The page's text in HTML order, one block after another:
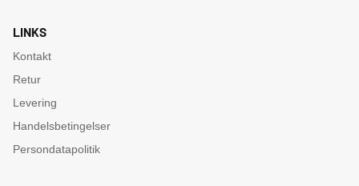
LINKS
Kontakt
Retur
Levering
Handelsbetingelser
Persondatapolitik